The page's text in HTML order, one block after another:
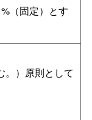
（固定）とす
。）原則として